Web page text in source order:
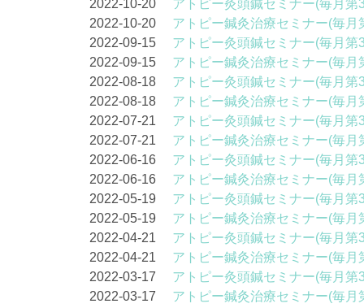
2022-10-20
アトピー灸頭鍼セミナー(毎月第
2022-10-20 アトピー鍼灸治療セミナー(毎月
2022-09-15 アトピー灸頭鍼セミナー(毎月第
2022-09-15 アトピー鍼灸治療セミナー(毎月
2022-08-18 アトピー灸頭鍼セミナー(毎月第
2022-08-18 アトピー鍼灸治療セミナー(毎月
2022-07-21 アトピー灸頭鍼セミナー(毎月第
2022-07-21 アトピー鍼灸治療セミナー(毎月
2022-06-16 アトピー灸頭鍼セミナー(毎月第
2022-06-16 アトピー鍼灸治療セミナー(毎月
2022-05-19 アトピー灸頭鍼セミナー(毎月第
2022-05-19 アトピー鍼灸治療セミナー(毎月
2022-04-21 アトピー灸頭鍼セミナー(毎月第
2022-04-21 アトピー鍼灸治療セミナー(毎月
2022-03-17 アトピー灸頭鍼セミナー(毎月第
2022-03-17 アトピー鍼灸治療セミナー(毎月